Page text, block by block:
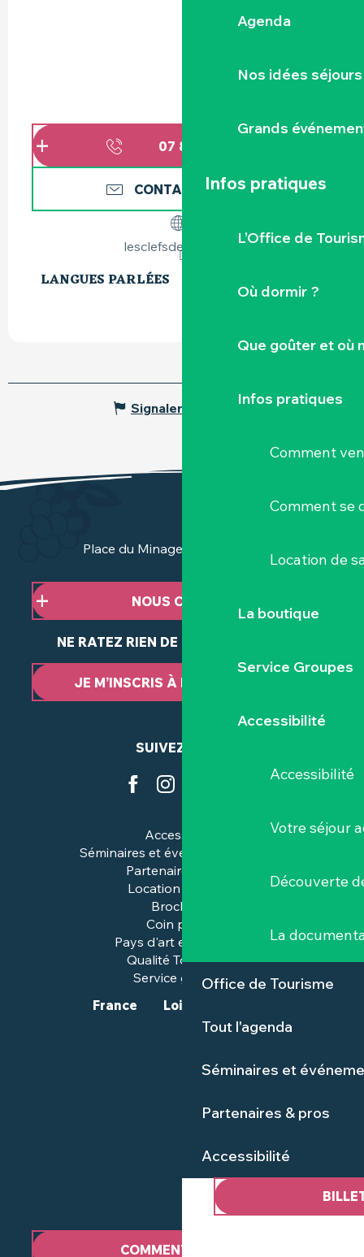
Agenda
Nos idées séjours
Grands
Infos pratiques
L’Office de
Où dormir ?
Que goûter et où
Infos pratiques
Comment
Comment se
Location de
La boutique
Service Groupes
Accessibilité
Accessibilité
Votre séjour
Découverte
La
Office de Tourisme
Tout l'agenda
Séminaires et
Partenaires & pros
Accessibilité
07 83 18 84
CONTACTEZ-NOUS
lesclefsdelaville.net
LANGUES PARLÉES
LANGUES PARLÉES
Signaler une erreur
Place du Minage - 44190 Clisson
NOUS CONTACTER
NE RATEZ RIEN DE NOTRE ACTUALITÉ
JE M’INSCRIS À LA NEWSLETTER
SUIVEZ-NOUS
Accessibilité
Séminaires et événements pros
Partenaires & pros
Location de salles
Brochures
Coin presse
Pays d'art et d'histoire
Qualité Tourisme™
Service groupes
COMMENT VENIR ?
France Loire-Atlantique